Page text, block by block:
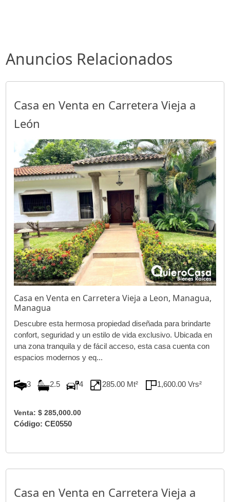
Anuncios Relacionados
Casa en Venta en Carretera Vieja a
León
Casa en Venta en Carretera Vieja a Leon, Managua,
Managua
Descubre esta hermosa propiedad diseñada para brindarte
confort, seguridad y un estilo de vida exclusivo. Ubicada en
una zona tranquila y de fácil acceso, esta casa cuenta con
espacios modernos y eq...
3 2.5 4 285.00 Mt² 1,600.00 Vrs²
Venta: $ 285,000.00
Código: CE0550
Casa en Venta en Carretera Vieja a